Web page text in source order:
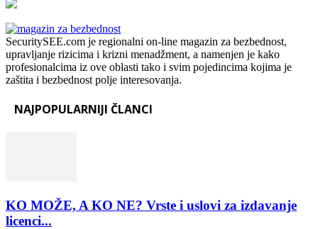
SecuritySEE.com je regionalni on-line magazin za bezbednost,
upravljanje rizicima i krizni menadžment, a namenjen je kako
profesionalcima iz ove oblasti tako i svim pojedincima kojima je
zaštita i bezbednost polje interesovanja.
NAJPOPULARNIJI ČLANCI
KO MOŽE, A KO NE? Vrste i uslovi za izdavanje
licenci...